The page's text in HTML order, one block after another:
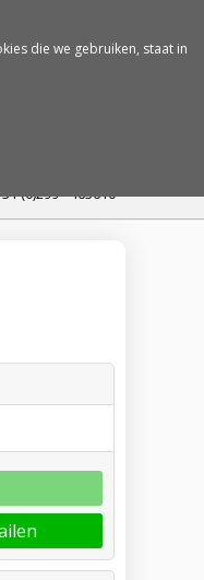
(0)299 - 463610
die we gebruiken, staat in